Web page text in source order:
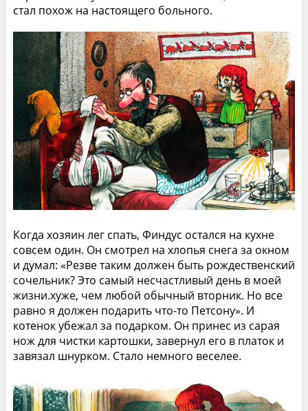
стал похож на настоящего больного.
Когда хозяин лег спать, Финдус остался на кухне
совсем один. Он смотрел на хлопья снега за окном
и думал: «Резве таким должен быть рождественский
сочельник? Это самый несчастливый день в моей
жизни.хуже, чем любой обычный вторник. Но все
равно я должен подарить что-то Петсону». И
котенок убежал за подарком. Он принес из сарая
нож для чистки картошки, завернул его в платок и
завязал шнурком. Стало немного веселее.